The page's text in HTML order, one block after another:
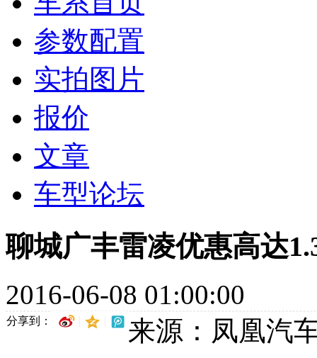
参数配置
实拍图片
报价
文章
车型论坛
聊城广丰雷凌优惠高达
2016-06-08 01:00:00
分享到： 来源：凤凰汽